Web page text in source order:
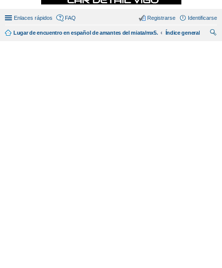
Enlaces rápidos FAQ Identificarse
Registrarse
Lugar de encuentro en español de amantes del miata/mx5.
Índice general